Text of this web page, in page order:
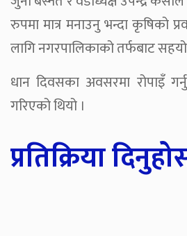
रुपमा मात्र मनाउनु भन्दा कृषिको
लागि नगरपालिकाको तर्फबाट
धान दिवसका अवसरमा रोपाइँ
गरिएको थियो ।
प्रतिक्रिया